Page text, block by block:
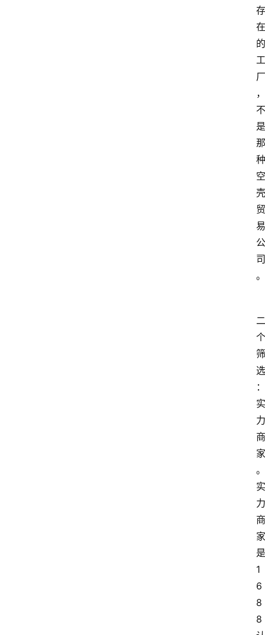
存
在
的
工
厂
，
不
是
那
种
空
壳
贸
易
公
司
。
二
个
筛
选
：
实
力
商
家
。
实
力
商
家
是
1
6
8
8